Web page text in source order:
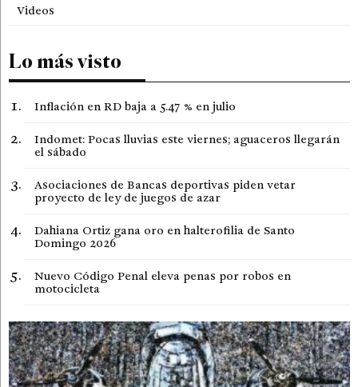
Videos
Lo más visto
Inflación en RD baja a 5.47 % en julio
Indomet: Pocas lluvias este viernes; aguaceros llegarán
el sábado
Asociaciones de Bancas deportivas piden vetar
proyecto de ley de juegos de azar
Dahiana Ortiz gana oro en halterofilia de Santo
Domingo 2026
Nuevo Código Penal eleva penas por robos en
motocicleta